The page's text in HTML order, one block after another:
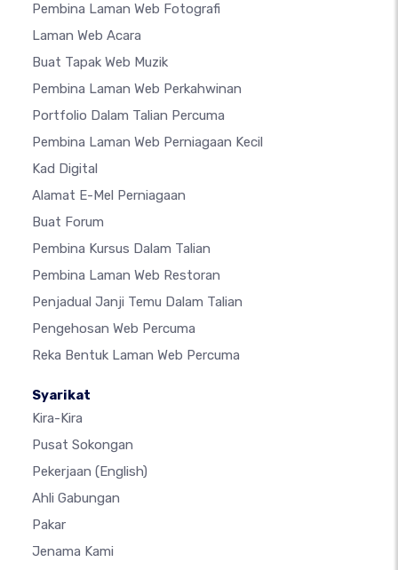
Pembina Laman Web Fotografi
Laman Web Acara
Buat Tapak Web Muzik
Pembina Laman Web Perkahwinan
Portfolio Dalam Talian Percuma
Pembina Laman Web Perniagaan Kecil
Kad Digital
Alamat E-Mel Perniagaan
Buat Forum
Pembina Kursus Dalam Talian
Pembina Laman Web Restoran
Penjadual Janji Temu Dalam Talian
Pengehosan Web Percuma
Reka Bentuk Laman Web Percuma
Syarikat
Kira-Kira
Pusat Sokongan
Pekerjaan (English)
Ahli Gabungan
Pakar
Jenama Kami